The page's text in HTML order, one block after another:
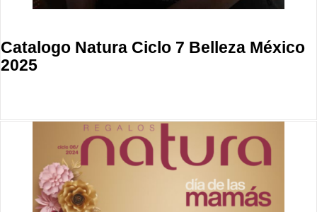
Catalogo Natura Ciclo 7 Belleza México
2025